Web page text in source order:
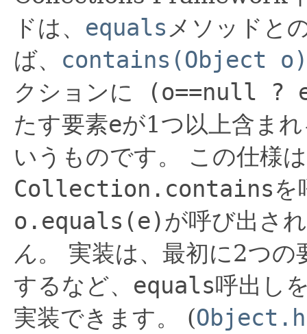
ドは、 equals メソッドと
ば、 contains(Object o)
クションに (o==null ?
たす要素eが1つ以上含ま
いうものです。
この仕様
Collection.containsを
o.equals(e) が呼び出さ
ん。
実装は、最初に2つの
するなど、 equals呼出し
実装できます。
(